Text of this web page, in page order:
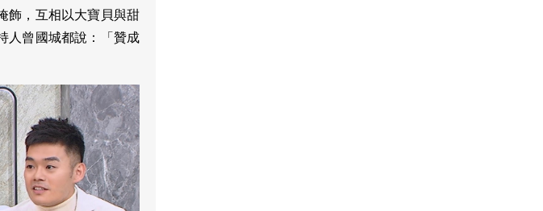
飾，互相以大寶貝與甜
人曾國城都說：「贊成